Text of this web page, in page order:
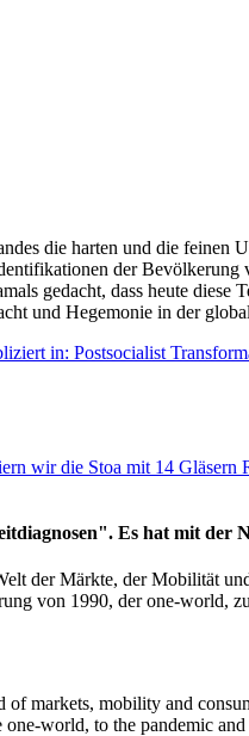
die harten und die
der
gedacht, dass heute
und Hegemonie in der
in: Postsocialist
wir die Stoa mit 14 Gläsern
Es hat mit der
der Märkte, der Mobilität
von 1990, der one-
markets, mobility and
world, to the pandemic